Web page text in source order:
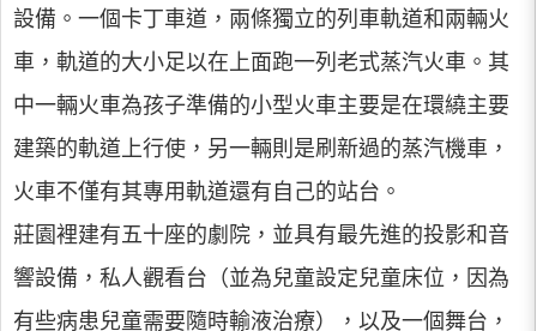
設備。一個卡丁車道，兩條獨立的列車軌道和兩輛火
車，軌道的大小足以在上面跑一列老式蒸汽火車。其
中一輛火車為孩子準備的小型火車主要是在環繞主要
建築的軌道上行使，另一輛則是刷新過的蒸汽機車，
火車不僅有其專用軌道還有自己的站台。
莊園裡建有五十座的劇院，並具有最先進的投影和音
響設備，私人觀看台（並為兒童設定兒童床位，因為
有些病患兒童需要隨時輸液治療），以及一個舞台，